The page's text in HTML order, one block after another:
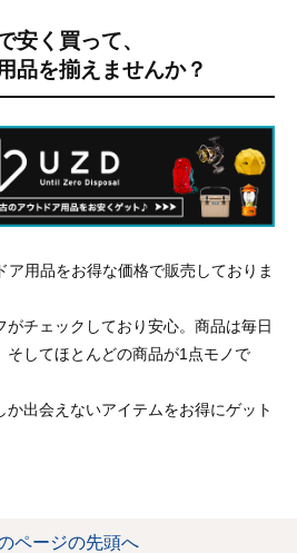
安く買って、
品を揃えませんか？
ア用品をお得な価格で販売しておりま
チェックしており安心。商品は毎日
そしてほとんどの商品が1点モノで
出会えないアイテムをお得にゲット
ページの先頭へ